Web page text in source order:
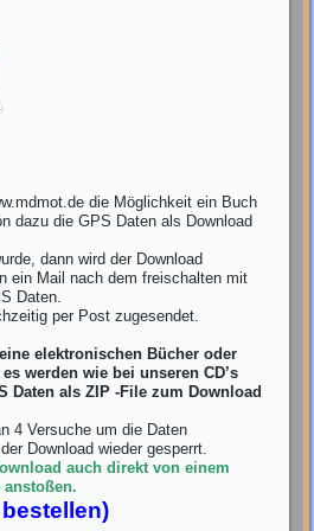
die Möglichkeit ein Buch
dazu die GPS Daten als Download
dann wird der Download
ein Mail nach dem freischalten mit
Daten.
per Post zugesendet.
elektronischen Bücher oder
werden wie bei unseren CD’s
Daten als ZIP -File zum Download
4 Versuche um die Daten
Download wieder gesperrt.
auch direkt von einem
anstoßen.